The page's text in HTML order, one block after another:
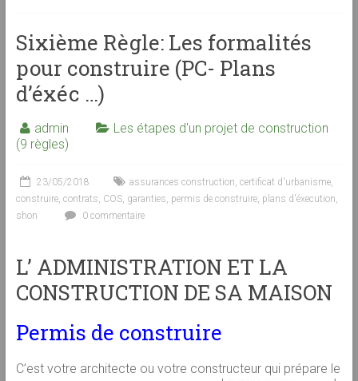
Sixième Règle: Les formalités
pour construire (PC- Plans
d’éxéc …)
admin
Les étapes d'un projet de construction
(9 règles)
23/05/2018 assurances construction, certificat d'urbanisme,
construire, contrats, COS, garanties, permis de construire, plans d'éxecution,
shon
0 commentaire
L’ ADMINISTRATION ET LA
CONSTRUCTION DE SA MAISON
Permis de construire
C’est votre architecte ou votre constructeur qui prépare le